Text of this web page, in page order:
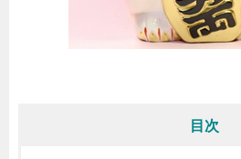
目次